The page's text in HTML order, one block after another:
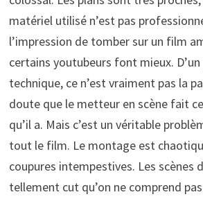
matériel utilisé n’est pas
l’impression de tomber sur un film
certains youtubeurs font mieux.
technique, ce n’est vraiment pas la
doute que le metteur en scène fait
qu’il a. Mais c’est un véritable
tout le film. Le montage est
coupures intempestives. Les scènes
tellement cut qu’on ne comprend